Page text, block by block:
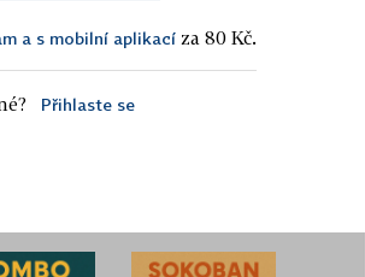
a s mobilní aplikací za 80 Kč.
Přihlaste se